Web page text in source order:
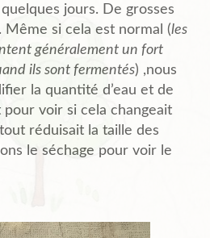
jours. De grosses
Même si cela est normal (les
généralement un fort
ils sont fermentés) ,nous
la quantité d’eau et de
voir si cela changeait
réduisait la taille des
le séchage pour voir le